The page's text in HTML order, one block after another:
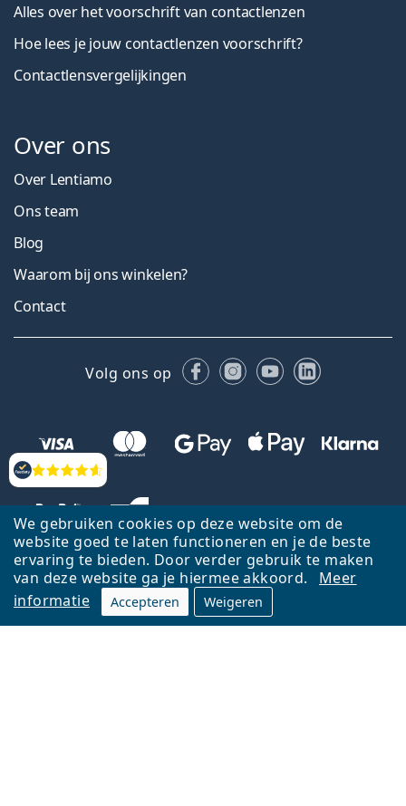
We gebruiken cookies op deze website om de
website goed te laten functioneren en je de beste
ervaring te bieden. Door verder gebruik te maken
van deze website ga je hiermee akkoord.
Meer
informatie
Accepteren Weigeren
Beoordelingen
Alles over het voorschrift van contactlenzen
Hoe lees je jouw contactlenzen voorschrift?
Contactlensvergelijkingen
Over ons
Over Lentiamo
Ons team
Blog
Waarom bij ons winkelen?
Contact
Volg ons op FacebookInstagram
YouTubeLinkedIn
Terug naar de homepagina Ga omhoog
Français